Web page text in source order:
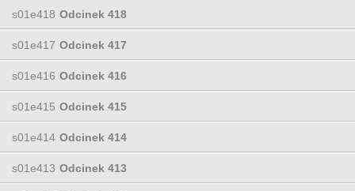
s01e418 Odcinek 418
s01e417 Odcinek 417
s01e416 Odcinek 416
s01e415 Odcinek 415
s01e414 Odcinek 414
s01e413 Odcinek 413